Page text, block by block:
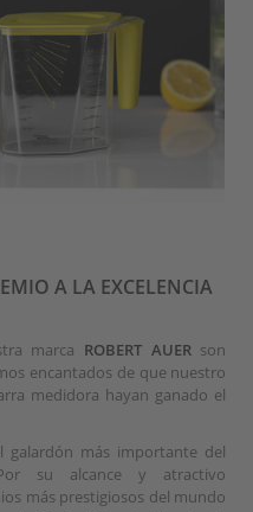
A LA EXCELENCIA
marca ROBERT AUERson
encantados de que nuestro
medidora hayan ganado el
galardón más importante del
su alcance y atractivo
más prestigiosos del mundo